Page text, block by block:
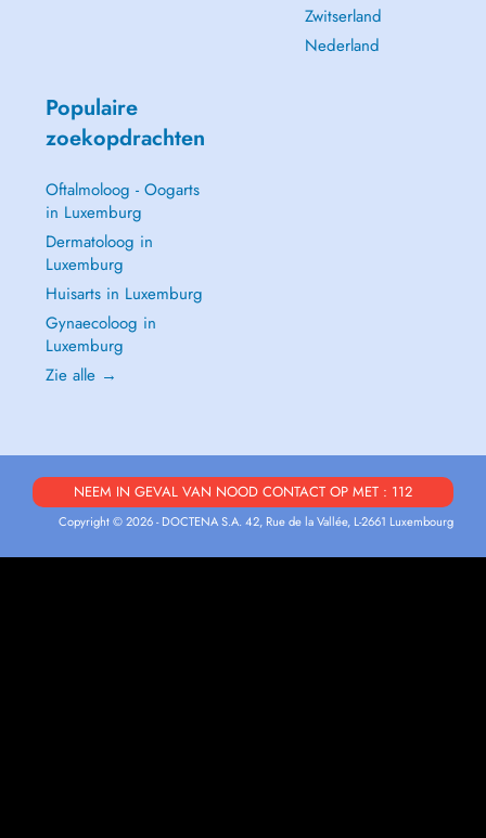
Zwitserland
Nederland
Populaire
zoekopdrachten
Oftalmoloog - Oogarts
in Luxemburg
Dermatoloog in
Luxemburg
Huisarts in Luxemburg
Gynaecoloog in
Luxemburg
Zie alle →
NEEM IN GEVAL VAN NOOD CONTACT OP MET : 112
Copyright © 2026 - DOCTENA S.A. 42, Rue de la Vallée, L-2661 Luxembourg